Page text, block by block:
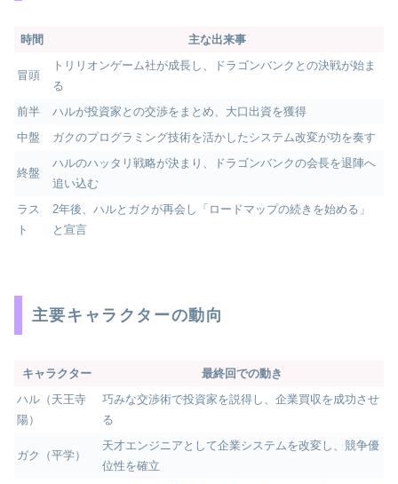
時間 主な出来事
冒頭
トリリオンゲーム社が成長し、ドラゴンバンクとの決戦が始ま
る
前半
ハルが投資家との交渉をまとめ、大口出資を獲得
中盤
ガクのプログラミング技術を活かしたシステム改変が功を奏す
終盤
ハルのハッタリ戦略が決まり、ドラゴンバンクの会長を退陣へ
追い込む
ラス
ト
2年後、ハルとガクが再会し「ロードマップの続きを始める」
と宣言
主要キャラクターの動向
キャラクター
最終回での動き
ハル（天王寺
陽）
巧みな交渉術で投資家を説得し、企業買収を成功させ
る
ガク（平学）
天才エンジニアとして企業システムを改変し、競争優
位性を確立